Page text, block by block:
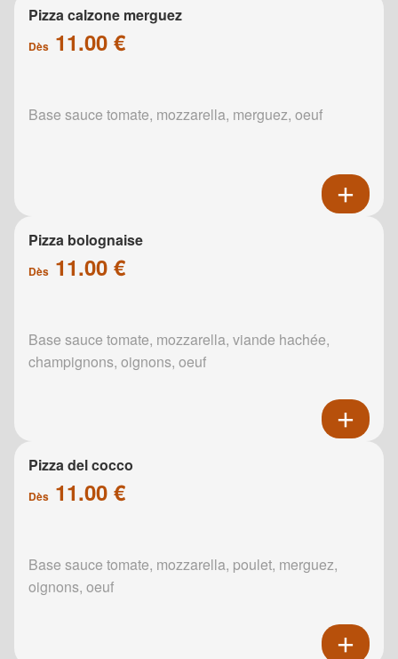
Pizza calzone merguez
Dès 11.00 €
Base sauce tomate, mozzarella, merguez, oeuf
Pizza bolognaise
Dès 11.00 €
Base sauce tomate, mozzarella, viande hachée,
champignons, oignons, oeuf
Pizza del cocco
Dès 11.00 €
Base sauce tomate, mozzarella, poulet, merguez,
oignons, oeuf